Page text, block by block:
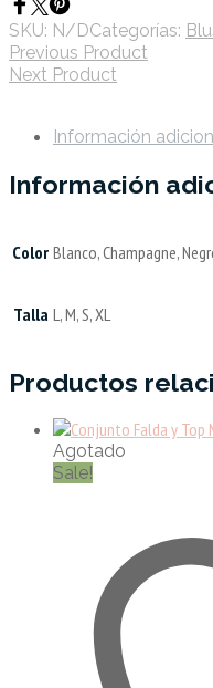
SKU: N/DCategorías:
Previous Product
Next Product
Información
Información
Color Blanco, Champagne,
Talla L, M, S, XL
Productos
Agotado
Sale!